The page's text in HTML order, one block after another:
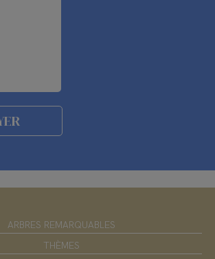
ARBRES REMARQUABLES
THÈMES